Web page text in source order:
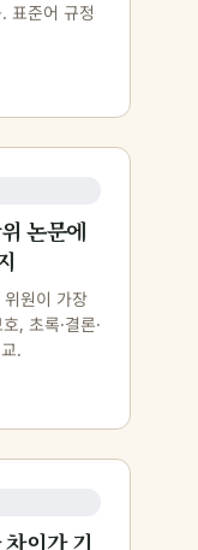
표준어 규정
논문에
원이 가장
, 초록·결론·
.
이가 기